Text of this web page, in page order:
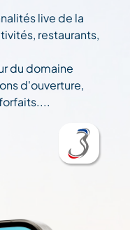
live de la
restaurants,
du domaine
d'ouverture,